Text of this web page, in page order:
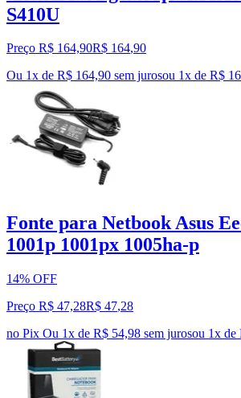
S410U
Preço R$ 164,90R$ 164,90
Ou 1x de R$ 164,90 sem jurosou 1x de R$
Fonte para Netbook Asus
1001p 1001px 1005ha-p
14% OFF
Preço R$ 47,28R$ 47,28
no Pix Ou 1x de R$ 54,98 sem jurosou 1x de